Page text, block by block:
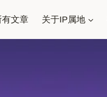
有文章 关于IP属地